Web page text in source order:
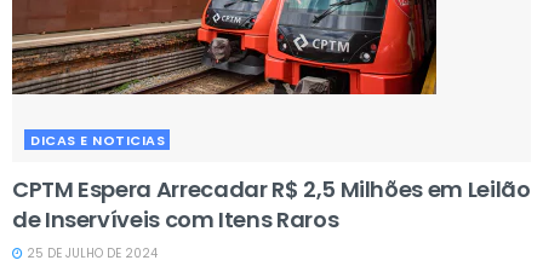
DICAS E NOTICIAS
CPTM Espera Arrecadar R$ 2,5 Milhões em Leilão
de Inservíveis com Itens Raros
25 DE JULHO DE 2024